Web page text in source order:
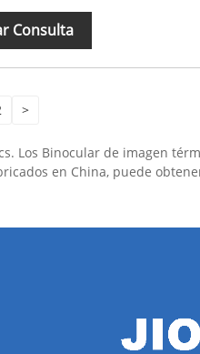
Consulta
>
Los Binocular de imagen
en China, puede